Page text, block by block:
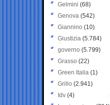
Gelmini (68)
Genova (542)
Giannino (10)
Giustizia (5.784)
governo (5.799)
Grasso (22)
Green Italia (1)
Grillo (2.941)
Idv (4)